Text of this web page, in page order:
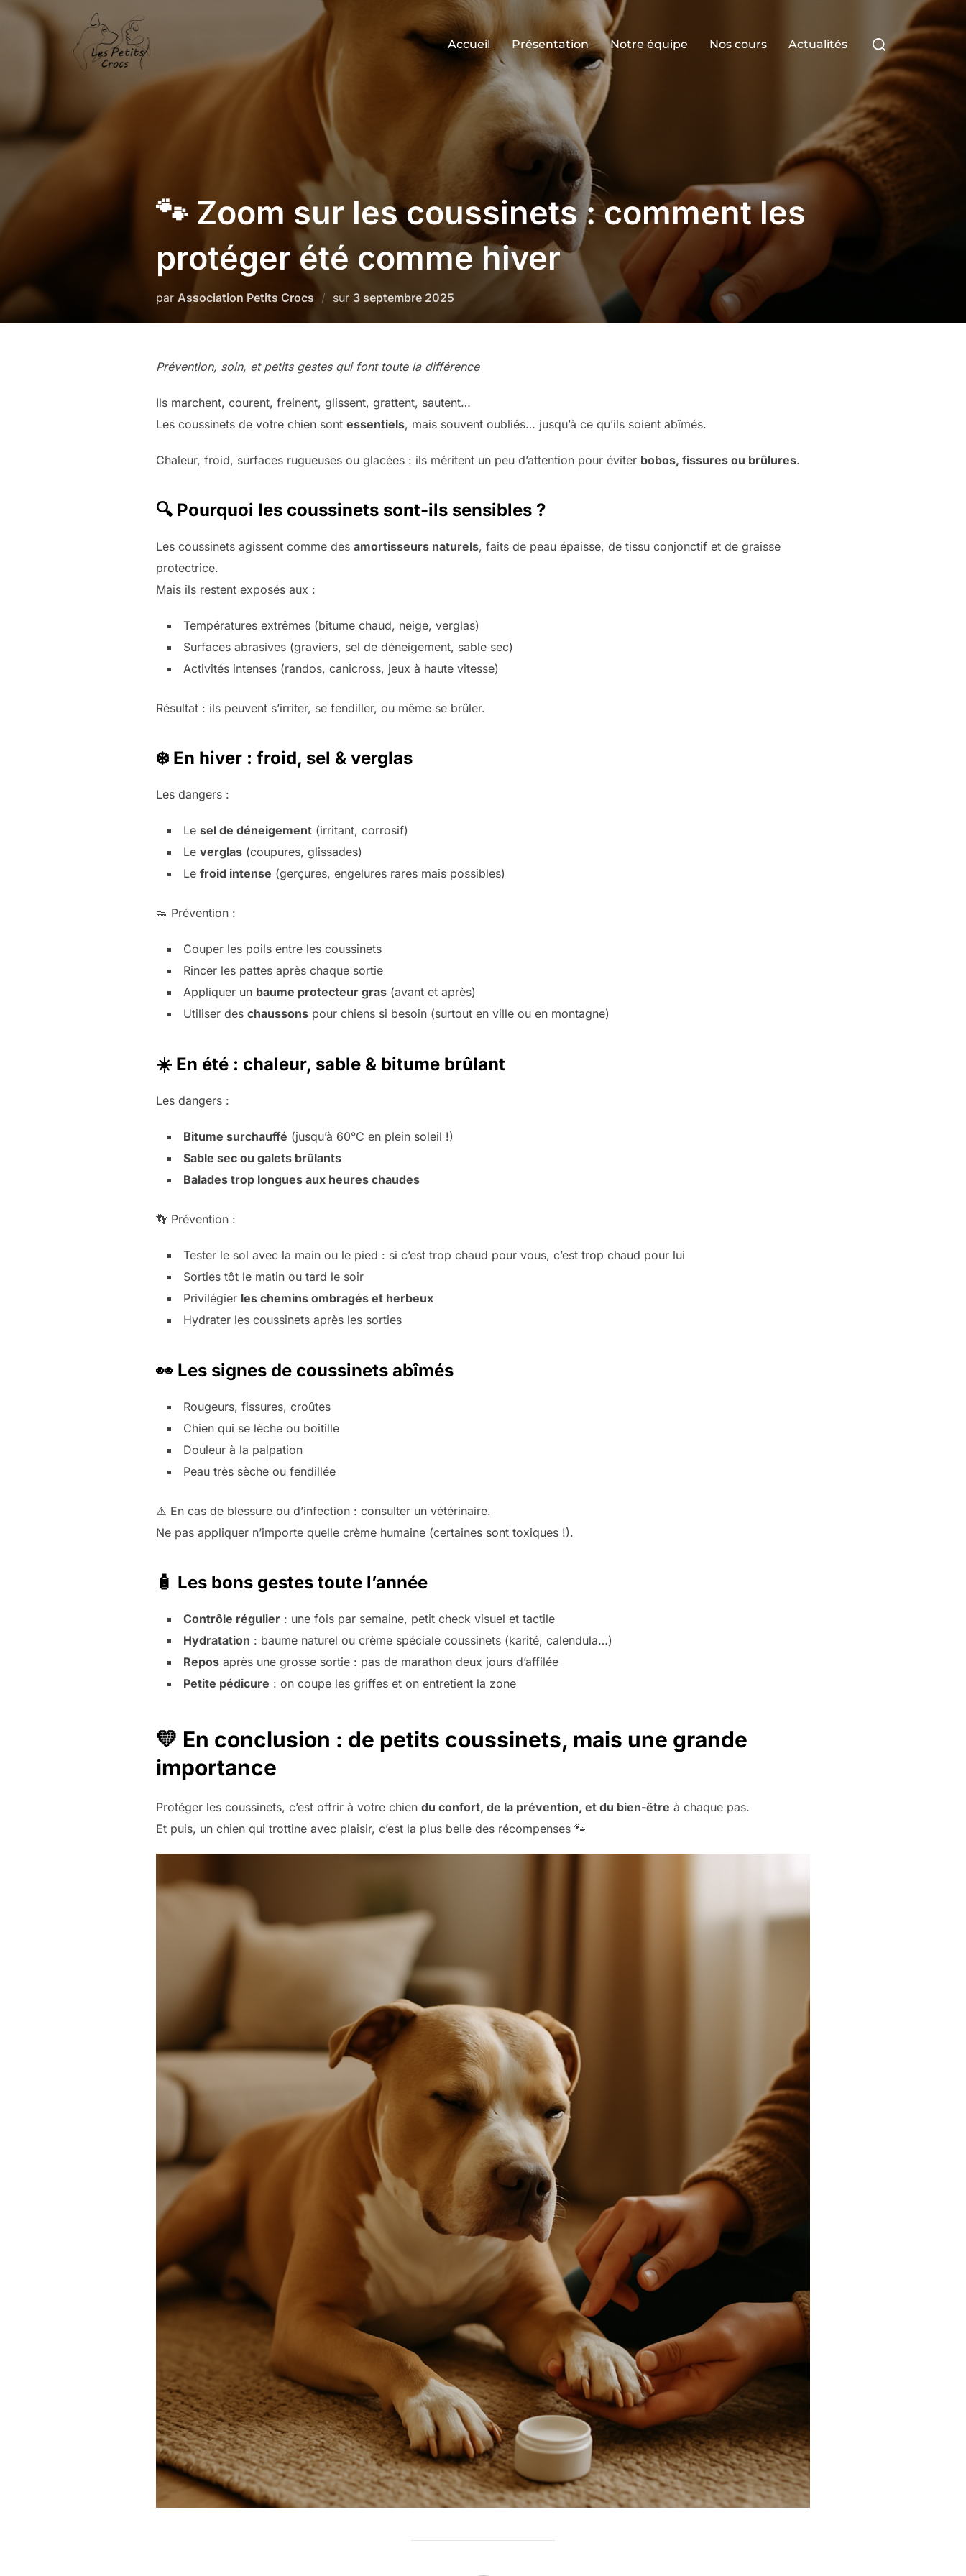
Accueil Présentation Notre équipe Nos cours Actualités
Rechercher :
🐾 Zoom sur les coussinets : comment les
protéger été comme hiver
par Association Petits Crocs sur Publié
3 septembre 2025
Prévention, soin, et petits gestes qui font toute la différence
Ils marchent, courent, freinent, glissent, grattent, sautent…
Les coussinets de votre chien sont essentiels, mais souvent oubliés… jusqu’à ce qu’ils soient abîmés.
Chaleur, froid, surfaces rugueuses ou glacées : ils méritent un peu d’attention pour éviter bobos, fissures ou brûlures.
🔍 Pourquoi les coussinets sont-ils sensibles ?
Les coussinets agissent comme des amortisseurs naturels, faits de peau épaisse, de tissu conjonctif et de graisse
protectrice.
Mais ils restent exposés aux :
Températures extrêmes (bitume chaud, neige, verglas)
Surfaces abrasives (graviers, sel de déneigement, sable sec)
Activités intenses (randos, canicross, jeux à haute vitesse)
Résultat : ils peuvent s’irriter, se fendiller, ou même se brûler.
❄️ En hiver : froid, sel & verglas
Les dangers :
Le sel de déneigement (irritant, corrosif)
Le verglas (coupures, glissades)
Le froid intense (gerçures, engelures rares mais possibles)
👟 Prévention :
Couper les poils entre les coussinets
Rincer les pattes après chaque sortie
Appliquer un baume protecteur gras (avant et après)
Utiliser des chaussons pour chiens si besoin (surtout en ville ou en montagne)
☀️ En été : chaleur, sable & bitume brûlant
Les dangers :
Bitume surchauffé (jusqu’à 60°C en plein soleil !)
Sable sec ou galets brûlants
Balades trop longues aux heures chaudes
👣 Prévention :
Tester le sol avec la main ou le pied : si c’est trop chaud pour vous, c’est trop chaud pour lui
Sorties tôt le matin ou tard le soir
Privilégier les chemins ombragés et herbeux
Hydrater les coussinets après les sorties
👀 Les signes de coussinets abîmés
Rougeurs, fissures, croûtes
Chien qui se lèche ou boitille
Douleur à la palpation
Peau très sèche ou fendillée
⚠️ En cas de blessure ou d’infection : consulter un vétérinaire.
Ne pas appliquer n’importe quelle crème humaine (certaines sont toxiques !).
🧴 Les bons gestes toute l’année
Contrôle régulier : une fois par semaine, petit check visuel et tactile
Hydratation : baume naturel ou crème spéciale coussinets (karité, calendula…)
Repos après une grosse sortie : pas de marathon deux jours d’affilée
Petite pédicure : on coupe les griffes et on entretient la zone
💛 En conclusion : de petits coussinets, mais une grande
importance
Protéger les coussinets, c’est offrir à votre chien du confort, de la prévention, et du bien-être à chaque pas.
Et puis, un chien qui trottine avec plaisir, c’est la plus belle des récompenses 🐾